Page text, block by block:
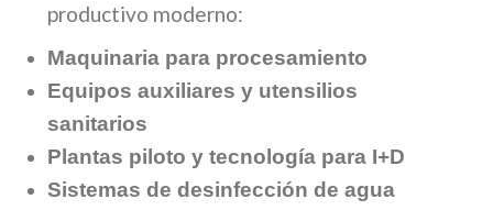
productivo moderno:
Maquinaria para procesamiento
Equipos auxiliares y utensilios
sanitarios
Plantas piloto y tecnología para I+D
Sistemas de desinfección de agua